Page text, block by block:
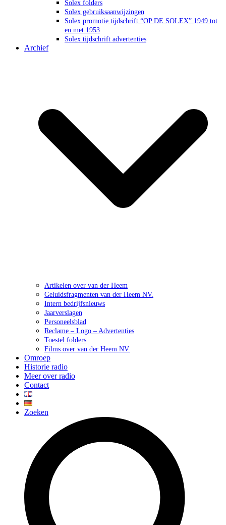
Solex folders
Solex gebruiksaanwijzingen
Solex promotie tijdschrift “OP DE SOLEX” 1949 tot
en met 1953
Solex tijdschrift advertenties
Archief
Artikelen over van der Heem
Geluidsfragmenten van der Heem NV.
Intern bedrijfsnieuws
Jaarverslagen
Personeelsblad
Reclame – Logo – Advertenties
Toestel folders
Films over van der Heem NV.
Omroep
Historie radio
Meer over radio
Contact
Zoeken